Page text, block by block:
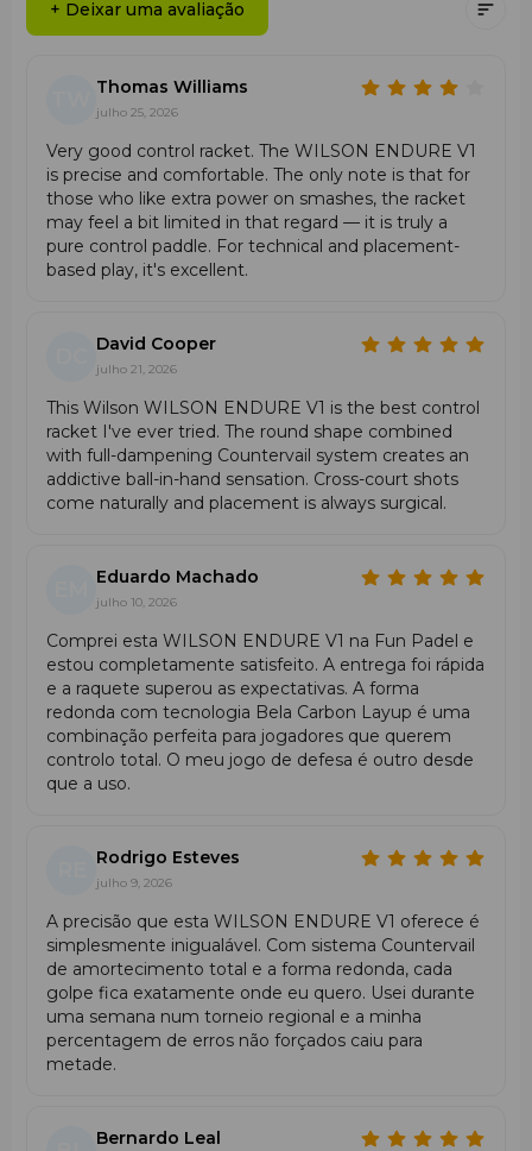
ajudando a jogar com ângulos agudos.
consistente.
Perfuração Aerodinâmica
otimizado reduz a resistência do ar, facilitando o swing e
o manuseamento da raquete.
Especificidades
•Geometria da cabeça redonda com um sweet spot
alargado para a máxima precisão.
Espuma interna densa, que melhora o contacto e a
sensação da bola.
rápida mudança de posição da raquete.
•Tecnologia Exacttouch para uma execução filigrana de
batidas com efeito e angulares.
+ Deixar uma avaliação
Thomas Williams
julho 25, 2026
Very good control racket. The WILSON ENDURE V1
is precise and comfortable. The only note is that for
those who like extra power on smashes, the racket
may feel a bit limited in that regard — it is truly a
pure control paddle. For technical and placement-
based play, it's excellent.
David Cooper
julho 21, 2026
This Wilson WILSON ENDURE V1 is the best control
racket I've ever tried. The round shape combined
with full-dampening Countervail system creates an
addictive ball-in-hand sensation. Cross-court shots
come naturally and placement is always surgical.
Eduardo Machado
julho 10, 2026
Comprei esta WILSON ENDURE V1 na Fun Padel e
estou completamente satisfeito. A entrega foi rápida
e a raquete superou as expectativas. A forma
redonda com tecnologia Bela Carbon Layup é uma
combinação perfeita para jogadores que querem
controlo total. O meu jogo de defesa é outro desde
que a uso.
Rodrigo Esteves
julho 9, 2026
A precisão que esta WILSON ENDURE V1 oferece é
simplesmente inigualável. Com sistema Countervail
de amortecimento total e a forma redonda, cada
golpe fica exatamente onde eu quero. Usei durante
uma semana num torneio regional e a minha
percentagem de erros não forçados caiu para
metade.
Bernardo Leal